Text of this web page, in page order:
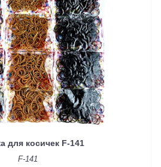
для косичек F-141
F-141